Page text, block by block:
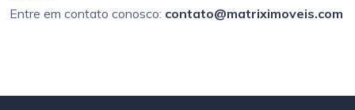
Entre em contato conosco: contato@matriximoveis.com